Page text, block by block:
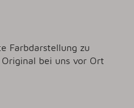
Farbdarstellung zu
bei uns vor Ort